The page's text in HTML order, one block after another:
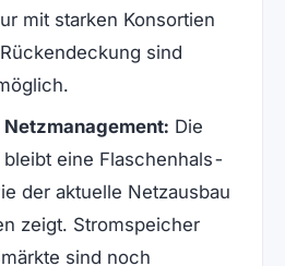
mit starken Konsortien
sind
Die
eine Flaschenhals-
der aktuelle Netzausbau
zeigt. Stromspeicher
sind noch